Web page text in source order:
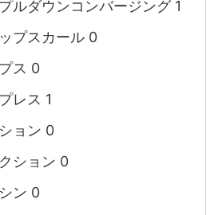
ルダウンコンバージング 1
プスカール 0
ス 0
レス 1
ョン 0
ション 0
ン 0